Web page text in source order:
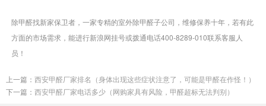
除甲醛找新家保卫者，一家专精的室外除甲醛子公司，维修保养十年，若有此
方面的市场需求，能进行新浪网挂号或拨通电话400-8289-010联系客服人
员！
上一篇： 西安甲醛厂家排名（身体出现这些症状注意了，可能是甲醛在作怪！）
下一篇： 西安甲醛厂家电话多少（网购家具有风险，甲醛超标无法判别）